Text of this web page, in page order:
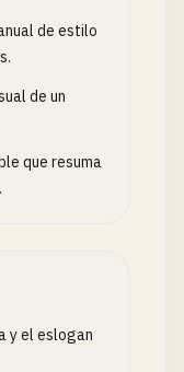
de estilo
de un
que resuma
y el eslogan